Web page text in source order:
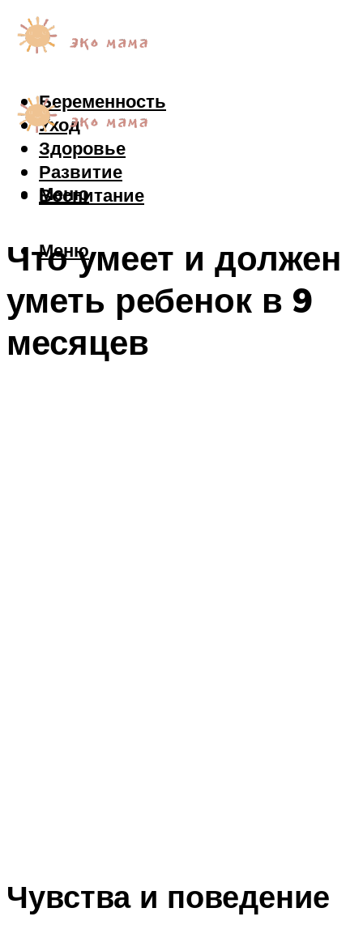
Беременность
Уход
Здоровье
Развитие
Воспитание
Меню
Меню
Что умеет и должен
уметь ребенок в 9
месяцев
Чувства и поведение